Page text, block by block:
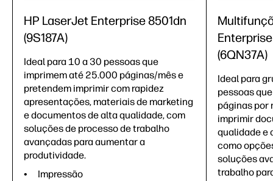
HP LaserJet Enterprise 8501dn
(9S187A)
Ideal para 10 a 30 pessoas que
imprimem até 25.000 páginas/mês e
pretendem imprimir com rapidez
apresentações, materiais de marketing
e documentos de alta qualidade, com
soluções de processo de trabalho
avançadas para aumentar a
produtividade.
Impressão
(6QN37A)
Ideal para
pessoas
páginas por
imprimir
qualidade e
como
soluções
trabalho